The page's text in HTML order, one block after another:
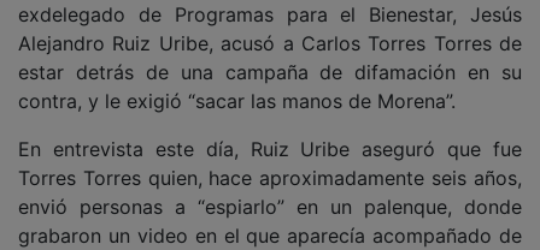
exdelegado de Programas para el Bienestar, Jesús
Alejandro Ruiz Uribe, acusó a Carlos Torres Torres de
estar detrás de una campaña de difamación en su
contra, y le exigió “sacar las manos de Morena”.
En entrevista este día, Ruiz Uribe aseguró que fue
Torres Torres quien, hace aproximadamente seis años,
envió personas a “espiarlo” en un palenque, donde
grabaron un video en el que aparecía acompañado de